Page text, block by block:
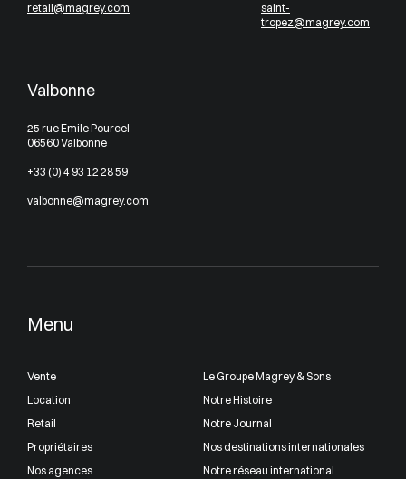
Menu
Vente
Location
Retail
Propriétaires
Nos agences
Le Groupe Magrey & Sons
Notre Histoire
Notre Journal
Nos destinations internationales
Notre réseau international
retail@magrey.com
saint-
tropez@magrey.com
Valbonne
25 rue Emile Pourcel
06560 Valbonne
+33 (0) 4 93 12 28 59
valbonne@magrey.com